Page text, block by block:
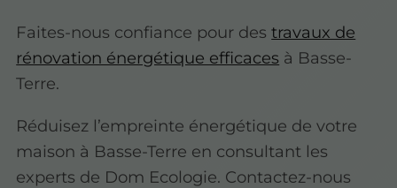
Faites-nous confiance pour destravaux de
rénovation énergétique efficaces à Basse-
Terre.
Réduisez l’empreinte énergétique de votre
maison à Basse-Terre en consultant les
experts de Dom Ecologie. Contactez-nous